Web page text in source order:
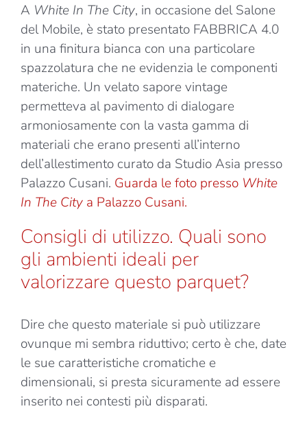
A White In The City, in occasione del Salone
del Mobile, è stato presentato FABBRICA 4.0
in una finitura bianca con una particolare
spazzolatura che ne evidenzia le componenti
materiche. Un velato sapore vintage
permetteva al pavimento di dialogare
armoniosamente con la vasta gamma di
materiali che erano presenti all’interno
dell’allestimento curato da Studio Asia presso
Palazzo Cusani. Guarda le foto presso White
In The City a Palazzo Cusani.
Consigli di utilizzo. Quali sono
gli ambienti ideali per
valorizzare questo parquet?
Dire che questo materiale si può utilizzare
ovunque mi sembra riduttivo; certo è che, date
le sue caratteristiche cromatiche e
dimensionali, si presta sicuramente ad essere
inserito nei contesti più disparati.